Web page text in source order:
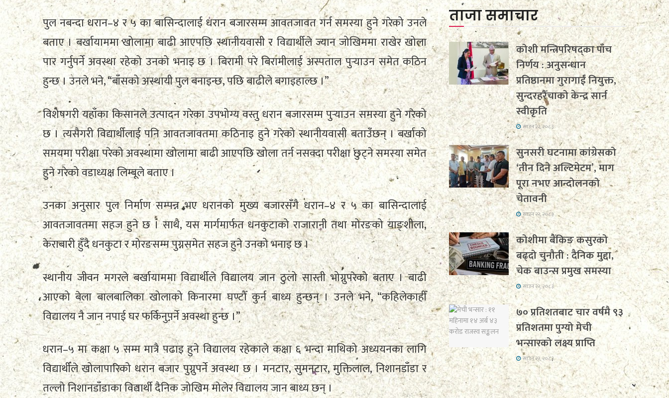
पुल नबन्दा धरान–४ र ५ का बासिन्दालाई धरान बजारसम्म आवतजावत गर्न समस्या हुने गरेको उनले
बताए । बर्खायाममा खोलामा बाढी आएपछि स्थानीयवासी र विद्यार्थीले ज्यान जोखिममा राखेर खोला
पार गर्नुपर्ने अवस्था रहेको उनको भनाइ छ । बिरामी परे बिरामीलाई अस्पताल पुर्‍याउन समेत कठिन
हुन्छ । उनले भने, “बाँसको अस्थायी पुल बनाइन्छ, पछि बाढीले बगाइहाल्छ ।”
विशेषगरी यहाँका किसानले उत्पादन गरेका उपभोग्य वस्तु धरान बजारसम्म पुर्‍याउन समस्या हुने गरेको
छ । त्यसैगरी विद्यार्थीलाई पनि आवतजावतमा कठिनाइ हुने गरेको स्थानीयवासी बताउँछन् । बर्खाको
समयमा परीक्षा परेको अवस्थामा खोलामा बाढी आएपछि खोला तर्न नसक्दा परीक्षा छुट्ने समस्या समेत
हुने गरेको वडाध्यक्ष लिम्बूले बताए ।
उनका अनुसार पुल निर्माण सम्पन्न भए धरानको मुख्य बजारसँगै धरान–४ र ५ का बासिन्दालाई
आवतजावतमा सहज हुने छ । साथै, यस मार्गमार्फत धनकुटाको राजारानी तथा मोरङको याङ्शीला,
केराबारी हुँदै धनकुटा र मोरङसम्म पुग्नसमेत सहज हुने उनको भनाइ छ ।
स्थानीय जीवन मगरले बर्खायाममा विद्यार्थीले विद्यालय जान ठुलो सास्ती भोग्नुपरेको बताए । बाढी
आएको बेला बालबालिका खोलाको किनारमा घण्टौँ कुर्न बाध्य हुन्छन् । उनले भने, “कहिलेकाहीँ
विद्यालय नै जान नपाई घर फर्किनुपर्ने अवस्था हुन्छ ।”
धरान–५ मा कक्षा ५ सम्म मात्रै पढाइ हुने विद्यालय रहेकाले कक्षा ६ भन्दा माथिको अध्ययनका लागि
विद्यार्थीले खोलापारिको धरान बजार पुग्नुपर्ने अवस्था छ । मनटार, सुमनटार, मुक्तिलाल, निशानडाँडा र
तल्लो निशानडाँडाका विद्यार्थी दैनिक जोखिम मोलेर विद्यालय जान बाध्य छन् ।
ताजा समाचार
कोशी मन्त्रिपरिषद्का पाँच
निर्णय : अनुसन्धान
प्रतिष्ठानमा गुरागाईं नियुक्त,
सुन्दरहरैँचाको केन्द्र सार्न
स्वीकृति
साउन २२, २०८३
सुनसरी घटनामा कांग्रेसको
‘तीन दिने अल्टिमेटम’, माग
पूरा नभए आन्दोलनको
चेतावनी
साउन २२, २०८३
कोशीमा बैंकिङ कसुरको
बढ्दो चुनौती : दैनिक मुद्दा,
चेक बाउन्स प्रमुख समस्या
साउन २२, २०८३
७० प्रतिशतबाट चार वर्षमै ९३
प्रतिशतमा पुग्यो मेची
भन्सारको लक्ष्य प्राप्ति
साउन २२, २०८३